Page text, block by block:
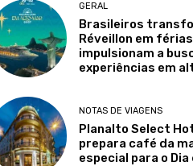
GERAL
Brasileiros
Réveillon em
impulsionam a
experiências em
NOTAS DE VIAGENS
Planalto Select
prepara café da
especial para o Dia